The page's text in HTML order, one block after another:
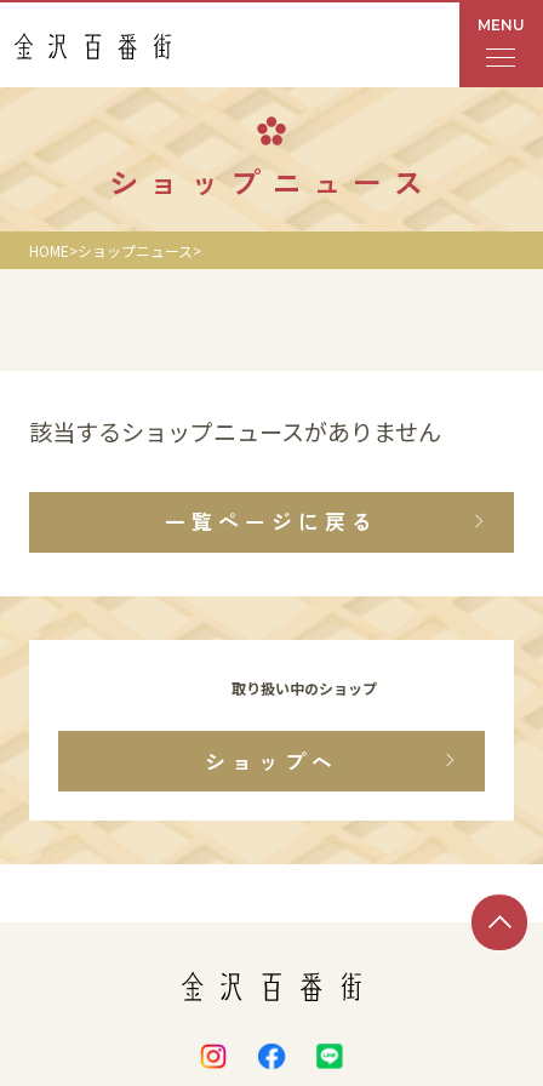
MENU
フロアガイド
あんと
Rinto
ショップニュース
イベント
館内サービス
施設からのお知らせ
スタッフ募集
ショップニュース
HOME ショップニュース
該当するショップニュースがありません
一覧ページに戻る
取り扱い中のショップ
ショップへ